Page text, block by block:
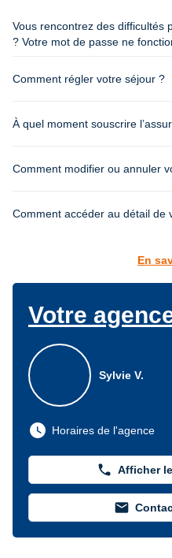
Vous rencontrez des difficultés
? Votre mot de passe ne
Comment régler votre séjour ?
À quel moment souscrire
Comment modifier ou annuler
Comment accéder au détail de
En
Votre
Sylvie V.
watch_later Horaires de l'agence
phone Afficher
mail